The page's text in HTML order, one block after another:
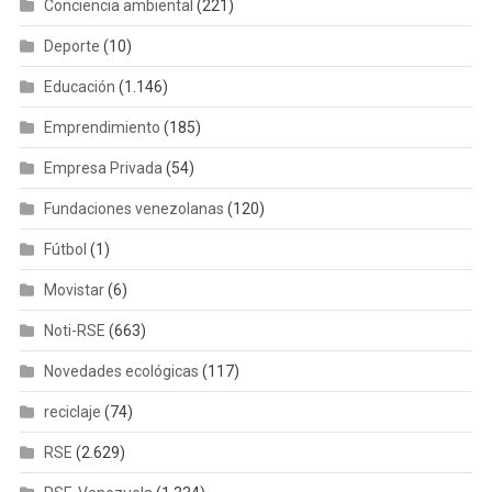
Conciencia ambiental (221)
Deporte (10)
Educación (1.146)
Emprendimiento (185)
Empresa Privada(54)
Fundaciones venezolanas (120)
Fútbol (1)
Movistar(6)
Noti-RSE (663)
Novedades ecológicas (117)
reciclaje (74)
RSE (2.629)